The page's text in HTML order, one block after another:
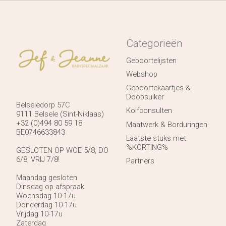
Belseledorp 57C
9111 Belsele (Sint-Niklaas)
+32 (0)494 80 59 18
BE0746633843
GESLOTEN OP WOE 5/8, DO
6/8, VRIJ 7/8!
Maandag gesloten
Dinsdag op afspraak
Woensdag 10-17u
Donderdag 10-17u
Vrijdag 10-17u
Zaterdag
Categorieën
Geboortelijsten
Webshop
Geboortekaartjes &
Doopsuiker
Kolfconsulten
Maatwerk & Borduringen
Laatste stuks met
%KORTING%
Partners